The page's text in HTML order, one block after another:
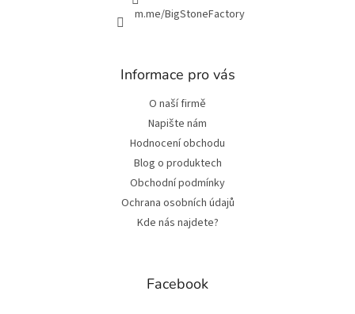
m.me/BigStoneFactory
Informace pro vás
O naší firmě
Napište nám
Hodnocení obchodu
Blog o produktech
Obchodní podmínky
Ochrana osobních údajů
Kde nás najdete?
Facebook